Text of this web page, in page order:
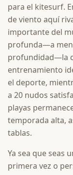
para el kitesurf.
de viento aquí
importante del
profunda—a
profundidad—la
entrenamiento
el deporte,
a 20 nudos
playas
temporada alta,
tablas.
Ya sea que seas
primera vez o